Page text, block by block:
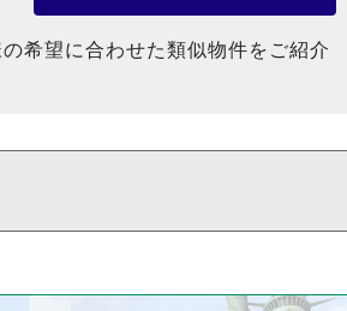
希望に合わせた類似物件をご紹介